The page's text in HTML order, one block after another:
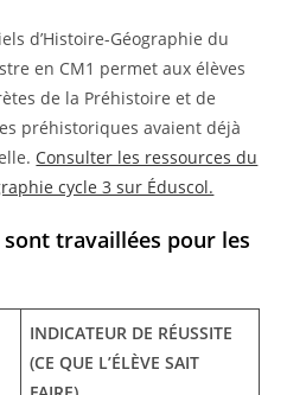
d’Histoire-Géographie du
en CM1 permet aux élèves
de la Préhistoire et de
préhistoriques avaient déjà
Consulter les ressources du
cycle 3 sur Éduscol.
travaillées pour les
INDICATEUR DE RÉUSSITE
(CE QUE L’ÉLÈVE SAIT